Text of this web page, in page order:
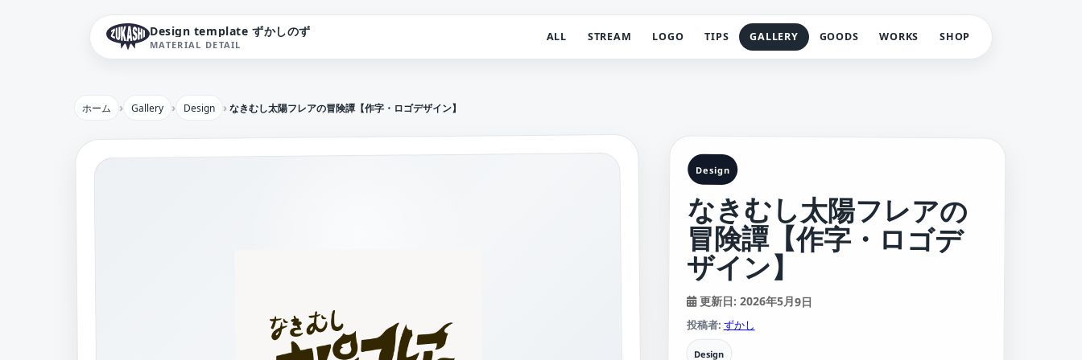
Design template ずかしのず
MATERIAL DETAIL
ALL STREAM LOGO TIPS GALLERY GOODS WORKS SHOP
ホーム Gallery Design なきむし太陽フレアの冒険譚【作字・ロゴデザイン】
Design
なきむし太陽フレアの
冒険譚【作字・ロゴデ
ザイン】
更新日: 2026年5月9日
投稿者: ずかし
Design